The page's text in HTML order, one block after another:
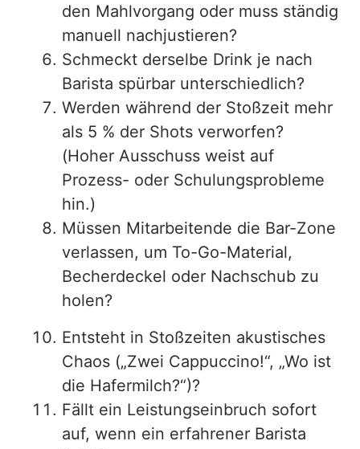
den Mahlvorgang oder muss ständig
manuell nachjustieren?
Schmeckt derselbe Drink je nach
Barista spürbar unterschiedlich?
Werden während der Stoßzeit mehr
als 5 % der Shots verworfen?
(Hoher Ausschuss weist auf
Prozess- oder Schulungsprobleme
hin.)
Müssen Mitarbeitende die Bar-Zone
verlassen, um To-Go-Material,
Becherdeckel oder Nachschub zu
holen?
Entsteht in Stoßzeiten akustisches
Chaos („Zwei Cappuccino!“, „Wo ist
die Hafermilch?“)?
Fällt ein Leistungseinbruch sofort
auf, wenn ein erfahrener Barista